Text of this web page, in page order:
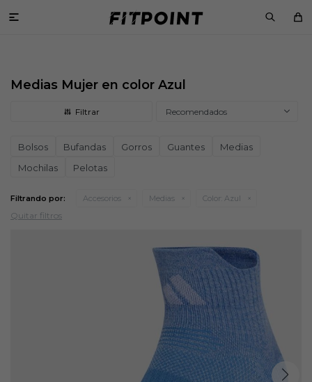

Medias Mujer en color Azul
Recomendados
Bolsos Bufandas Gorros Guantes
Medias
Mochilas
Pelotas
Filtrando por: Accesorios Medias Color: Azul
Quitar filtros